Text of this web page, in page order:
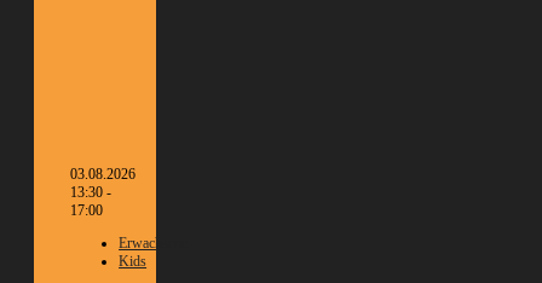
03.08.2026
13:30 -
17:00
Erwachsene
Kids